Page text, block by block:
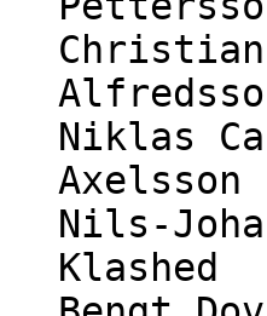
Niklas
Nils-